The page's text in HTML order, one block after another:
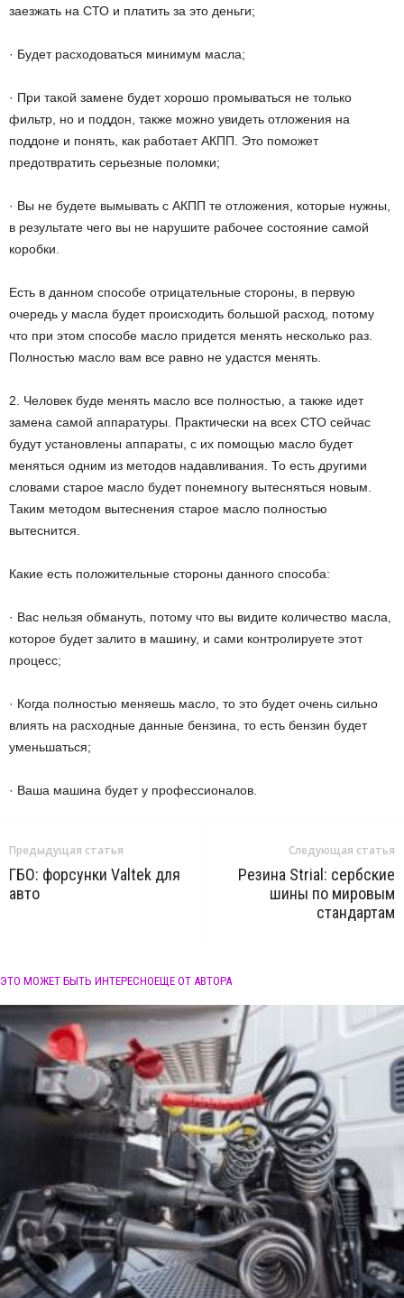
заезжать на СТО и платить за это деньги;
· Будет расходоваться минимум масла;
· При такой замене будет хорошо промываться не только
фильтр, но и поддон, также можно увидеть отложения на
поддоне и понять, как работает АКПП. Это поможет
предотвратить серьезные поломки;
· Вы не будете вымывать с АКПП те отложения, которые нужны,
в результате чего вы не нарушите рабочее состояние самой
коробки.
Есть в данном способе отрицательные стороны, в первую
очередь у масла будет происходить большой расход, потому
что при этом способе масло придется менять несколько раз.
Полностью масло вам все равно не удастся менять.
2. Человек буде менять масло все полностью, а также идет
замена самой аппаратуры. Практически на всех СТО сейчас
будут установлены аппараты, с их помощью масло будет
меняться одним из методов надавливания. То есть другими
словами старое масло будет понемногу вытесняться новым.
Таким методом вытеснения старое масло полностью
вытеснится.
Какие есть положительные стороны данного способа:
· Вас нельзя обмануть, потому что вы видите количество масла,
которое будет залито в машину, и сами контролируете этот
процесс;
· Когда полностью меняешь масло, то это будет очень сильно
влиять на расходные данные бензина, то есть бензин будет
уменьшаться;
· Ваша машина будет у профессионалов.
Предыдущая статья
ГБО: форсунки Valtek для
авто
Следующая статья
Резина Strial: сербские
шины по мировым
стандартам
ЭТО МОЖЕТ БЫТЬ ИНТЕРЕСНОЕЩЕ ОТ АВТОРА